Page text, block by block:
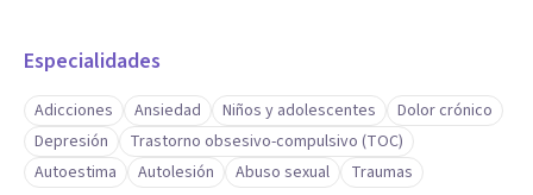
Especialidades
Adicciones Ansiedad Niños y adolescentes
Dolor crónico
Depresión
Trastorno obsesivo-compulsivo (TOC)
Autoestima
Autolesión Abuso sexual Traumas